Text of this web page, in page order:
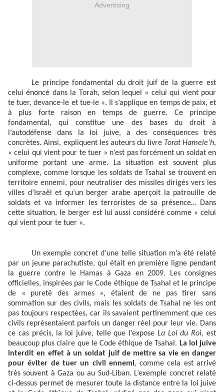
Advertising
Le principe fondamental du droit juif de la guerre est
celui énoncé dans la Torah, selon lequel « celui qui vient pour
te tuer, devance-le et tue-le ». Il s’applique en temps de paix, et
à plus forte raison en temps de guerre. Ce principe
fondamental, qui constitue une des bases du droit à
l’autodéfense dans la loi juive, a des conséquences très
concrètes. Ainsi, expliquent les auteurs du livre Torat Hamele’h,
« celui qui vient pour te tuer » n’est pas forcément un soldat en
uniforme portant une arme. La situation est souvent plus
complexe, comme lorsque les soldats de Tsahal se trouvent en
territoire ennemi, pour neutraliser des missiles dirigés vers les
villes d’Israël et qu’un berger arabe aperçoit la patrouille de
soldats et va informer les terroristes de sa présence… Dans
cette situation, le berger est lui aussi considéré comme « celui
qui vient pour te tuer ».
Un exemple concret d’une telle situation m’a été relaté
par un jeune parachutiste, qui était en première ligne pendant
la guerre contre le Hamas à Gaza en 2009. Les consignes
officielles, inspirées par le Code éthique de Tsahal et le principe
de « pureté des armes », étaient de ne pas tirer sans
sommation sur des civils, mais les soldats de Tsahal ne les ont
pas toujours respectées, car ils savaient pertinemment que ces
civils représentaient parfois un danger réel pour leur vie. Dans
ce cas précis, la loi juive, telle que l’expose La Loi du Roi, est
beaucoup plus claire que le Code éthique de
Tsahal. La loi juive
interdit en effet à un soldat juif de mettre sa vie en danger
pour éviter de tuer un civil ennemi, comme cela est arrivé
très souvent à Gaza ou au Sud-Liban. L’exemple concret relaté
ci-dessus permet de mesurer toute la distance entre la loi juive